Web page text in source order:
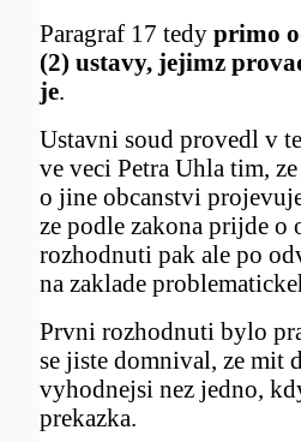
Paragraf 17 tedy primo
(2) ustavy, jejimz
je.
Ustavni soud provedl v
ve veci Petra Uhla tim,
o jine obcanstvi
ze podle zakona prijde o
rozhodnuti pak ale po
na zaklade
Prvni rozhodnuti bylo
se jiste domnival, ze mit
vyhodnejsi nez jedno,
prekazka.